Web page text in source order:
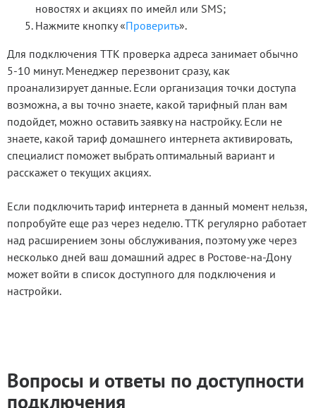
новостях и акциях по имейл или SMS;
Нажмите кнопку «Проверить».
Для подключения ТТК проверка адреса занимает обычно
5-10 минут. Менеджер перезвонит сразу, как
проанализирует данные. Если организация точки доступа
возможна, а вы точно знаете, какой тарифный план вам
подойдет, можно оставить заявку на настройку. Если не
знаете, какой тариф домашнего интернета активировать,
специалист поможет выбрать оптимальный вариант и
расскажет о текущих акциях.
Если подключить тариф интернета в данный момент нельзя,
попробуйте еще раз через неделю. ТТК регулярно работает
над расширением зоны обслуживания, поэтому уже через
несколько дней ваш домашний адрес в Ростове-на-Дону
может войти в список доступного для подключения и
настройки.
Вопросы и ответы по доступности
подключения